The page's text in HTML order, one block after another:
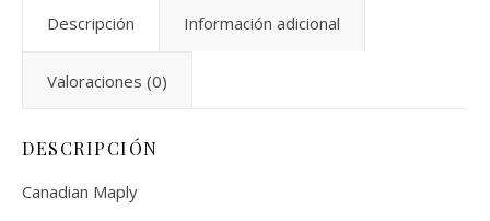
Descripción Información adicional
Valoraciones (0)
DESCRIPCIÓN
Canadian Maply